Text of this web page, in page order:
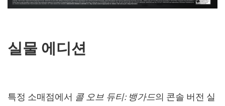
실물 에디션
특정 소매점에서 콜 오브 듀티: 뱅가드의 콘솔 버전 실